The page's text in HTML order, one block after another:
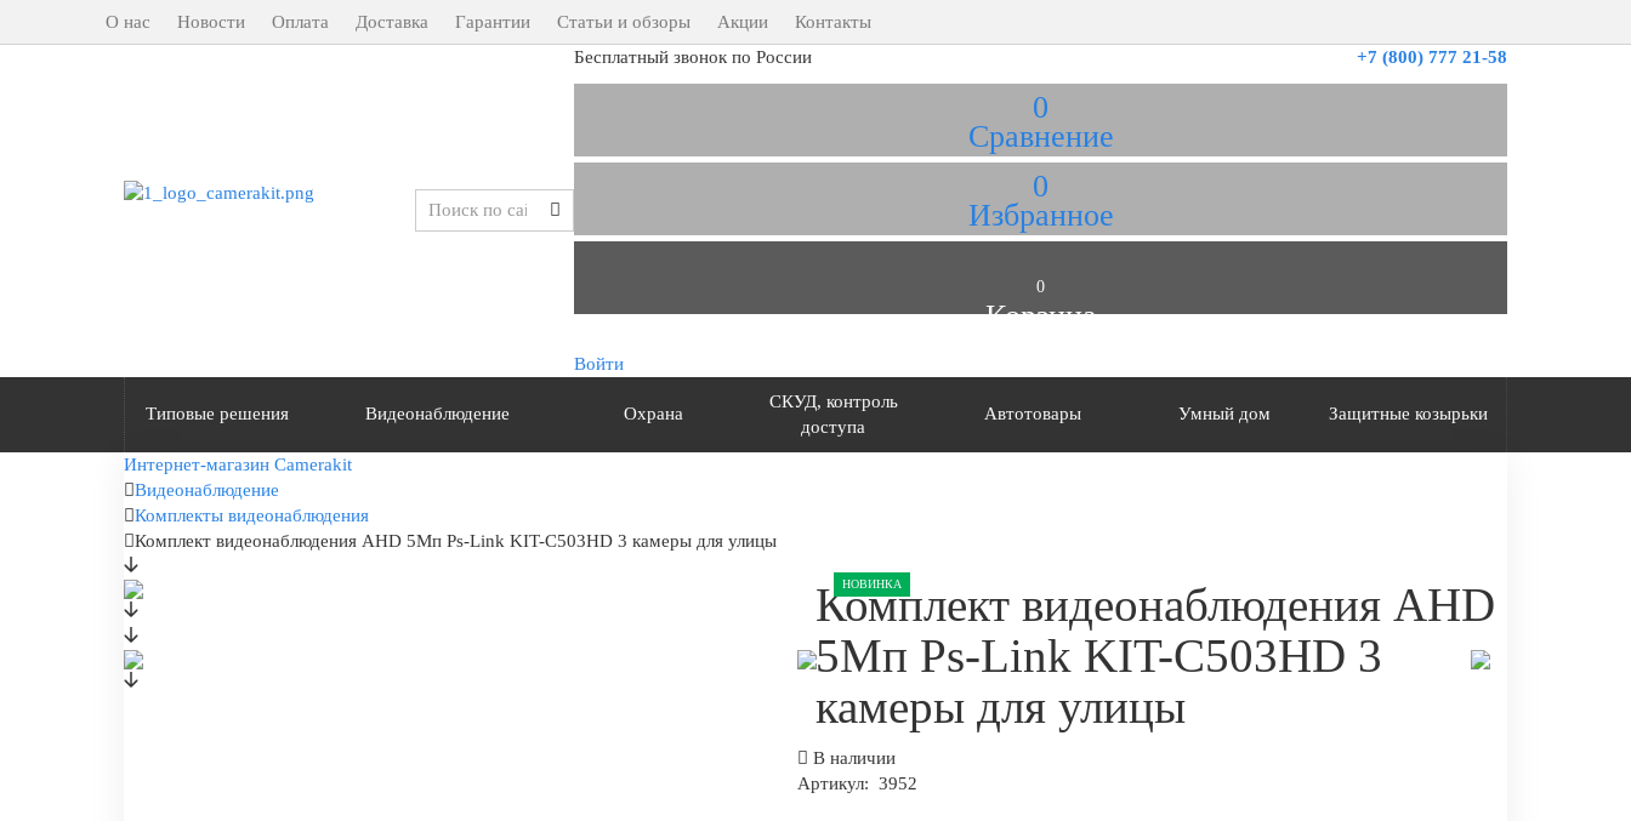
О нас Новости Оплата Доставка Гарантии Статьи и обзоры Акции
Контакты
+7 (800) 777 21-58
Бесплатный звонок по России
0
Сравнение
0
Избранное
0
Корзина
Войти
Типовые решения Видеонаблюдение Охрана
СКУД, контроль
доступа
Автотовары Умный дом Защитные козырьки
Интернет-магазин Camerakit
Видеонаблюдение
Комплекты видеонаблюдения
Комплект видеонаблюдения AHD 5Мп Ps-Link KIT-C503HD 3 камеры для улицы
НОВИНКА
Комплект видеонаблюдения AHD
5Мп Ps-Link KIT-C503HD 3
камеры для улицы
В наличии
Артикул: 3952